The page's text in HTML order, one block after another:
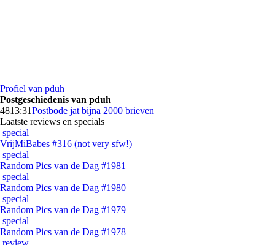
Profiel van pduh
Postgeschiedenis van pduh
4813:31Postbode jat bijna 2000 brieven
Laatste reviews en specials
special
VrijMiBabes #316 (not very sfw!)
special
Random Pics van de Dag #1981
special
Random Pics van de Dag #1980
special
Random Pics van de Dag #1979
special
Random Pics van de Dag #1978
review